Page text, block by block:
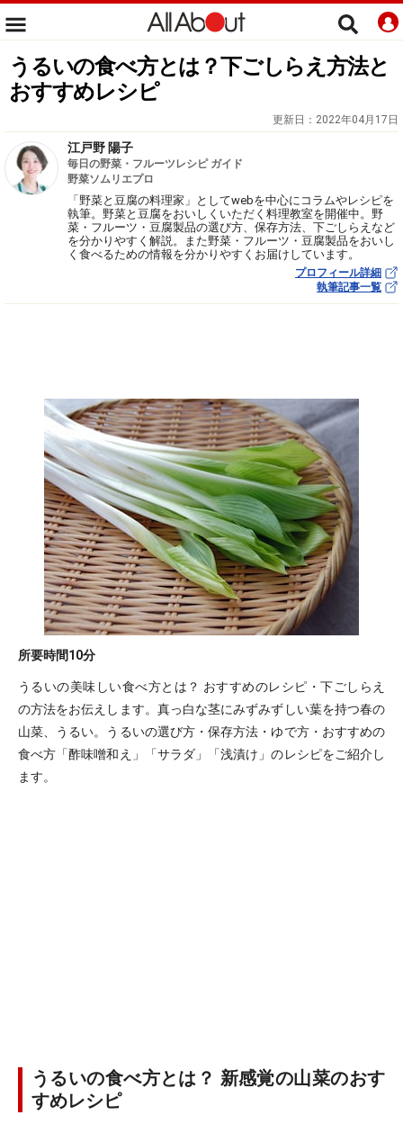
うるいの食べ方とは？下ごしらえ方法と
おすすめレシピ
更新日： 2022年04月17日
江戸野 陽子
毎日の野菜・フルーツレシピ ガイド
野菜ソムリエプロ
「野菜と豆腐の料理家」としてwebを中心にコラムやレシピを
執筆。野菜と豆腐をおいしくいただく料理教室を開催中。野
菜・フルーツ・豆腐製品の選び方、保存方法、下ごしらえなど
を分かりやすく解説。また野菜・フルーツ・豆腐製品をおいし
く食べるための情報を分かりやすくお届けしています。
プロフィール詳細
執筆記事一覧
所要時間10分
うるいの美味しい食べ方とは？ おすすめのレシピ・下ごしらえ
の方法をお伝えします。真っ白な茎にみずみずしい葉を持つ春の
山菜、うるい。うるいの選び方・保存方法・ゆで方・おすすめの
食べ方「酢味噌和え」「サラダ」「浅漬け」のレシピをご紹介し
ます。
うるいの食べ方とは？ 新感覚の山菜のおす
すめレシピ